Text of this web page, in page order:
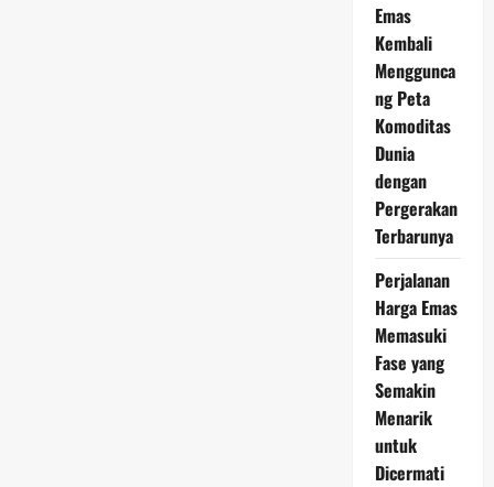
Emas
Kembali
Menggunca
ng Peta
Komoditas
Dunia
dengan
Pergerakan
Terbarunya
Perjalanan
Harga Emas
Memasuki
Fase yang
Semakin
Menarik
untuk
Dicermati